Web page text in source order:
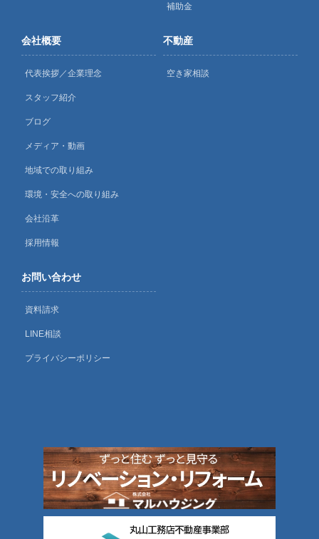
補助金
会社概要
代表挨拶／企業理念
スタッフ紹介
ブログ
メディア・動画
地域での取り組み
環境・安全への取り組み
会社沿革
採用情報
不動産
空き家相談
お問い合わせ
資料請求
LINE相談
プライバシーポリシー